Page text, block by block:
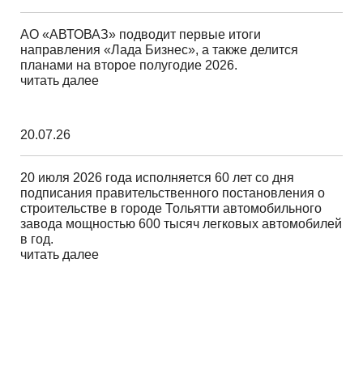
АО «АВТОВАЗ» подводит первые итоги
направления «Лада Бизнес», а также делится
планами на второе полугодие 2026.
читать далее
20.07.26
20 июля 2026 года исполняется 60 лет со дня
подписания правительственного постановления о
строительстве в городе Тольятти автомобильного
завода мощностью 600 тысяч легковых автомобилей
в год.
читать далее